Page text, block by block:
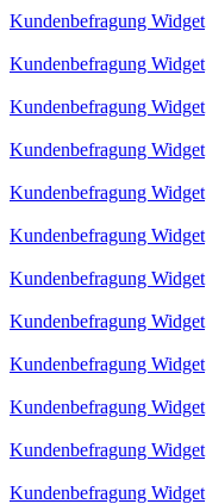
Kundenbefragung Widget
Kundenbefragung Widget
Kundenbefragung Widget
Kundenbefragung Widget
Kundenbefragung Widget
Kundenbefragung Widget
Kundenbefragung Widget
Kundenbefragung Widget
Kundenbefragung Widget
Kundenbefragung Widget
Kundenbefragung Widget
Kundenbefragung Widget